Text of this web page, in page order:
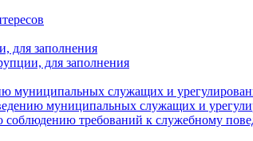
для заполнения
для заполнения
муниципальных служащих и
муниципальных служащих и
требований к служебному